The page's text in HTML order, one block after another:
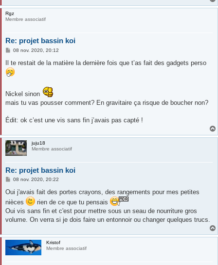
Rgz
Membre associatif
Re: projet bassin koi
M
s
s
a
08 nov. 2020, 20:12
Il te restait de la matière la dernière fois que t’as fait des gadgets perso
Nickel sinon
mais tu vas pousser comment? En gravitaire ça risque de boucher non?
Édit: ok c’est une vis sans fin j’avais pas capté !
juju18
Membre associatif
Re: projet bassin koi
M
s
a
g
e
08 nov. 2020, 20:22
Oui j'avais fait des portes crayons, des rangements pour mes petites
nièces
rien de ce que tu pensais
Oui vis sans fin et c'est pour mettre sous un seau de nourriture gros
volume. On verra si je dois faire un entonnoir ou changer quelques trucs.
Kristof
Membre associatif